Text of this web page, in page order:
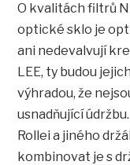
O kvalitách filtrů
optické sklo je
ani nedevalvují
LEE, ty budou
výhradou, že
usnadňující
Rollei a jiného
kombinovat je s